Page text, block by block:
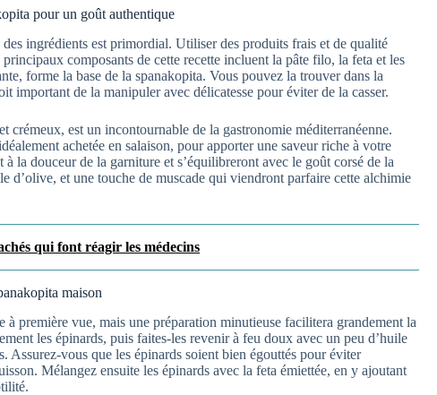
pour un goût authentique
ingrédients est primordial. Utiliser des produits frais et de qualité
composants de cette recette incluent la pâte filo, la feta et les
forme la base de la spanakopita. Vous pouvez la trouver dans la
important de la manipuler avec délicatesse pour éviter de la casser.
crémeux, est un incontournable de la gastronomie méditerranéenne.
achetée en salaison, pour apporter une saveur riche à votre
la douceur de la garniture et s’équilibreront avec le goût corsé de la
d’olive, et une touche de muscade qui viendront parfaire cette alchimie
qui font réagir les médecins
maison
à première vue, mais une préparation minutieuse facilitera grandement la
les épinards, puis faites-les revenir à feu doux avec un peu d’huile
Assurez-vous que les épinards soient bien égouttés pour éviter
Mélangez ensuite les épinards avec la feta émiettée, en y ajoutant